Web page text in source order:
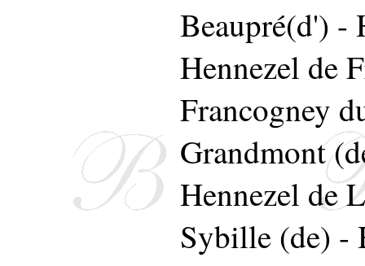
Beaupré(d') -
Hennezel de
Francogney
Grandmont
Hennezel de
Sybille (de) -